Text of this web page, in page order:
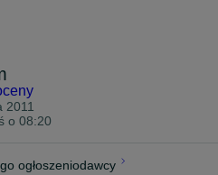
2011
o 08:20
ogłoszeniodawcy